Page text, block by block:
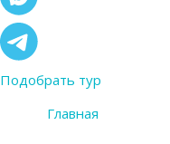
Подобрать тур
Главная